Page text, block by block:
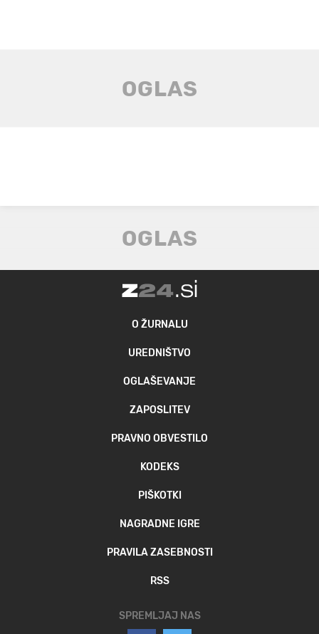
O ŽURNALU
UREDNIŠTVO
OGLAŠEVANJE
ZAPOSLITEV
PRAVNO OBVESTILO
KODEKS
PIŠKOTKI
NAGRADNE IGRE
PRAVILA ZASEBNOSTI
RSS
SPREMLJAJ NAS